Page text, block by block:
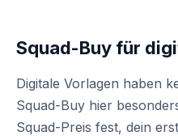
Squad-Buy für
Digitale Vorlagen haben
Squad-Buy hier
Squad-Preis fest, dein